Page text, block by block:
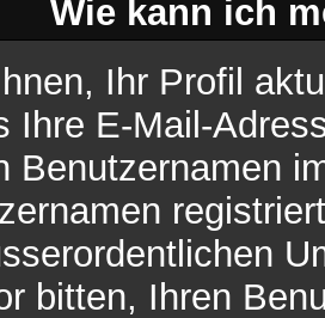
Wie kann ich
Ihr Profil
Ihre E-Mail-
Benutzernamen
bitten, Ihren